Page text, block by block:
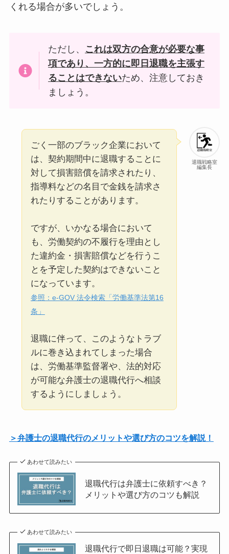
くれる場合が多いでしょう。
ただし、 これは双方の合意が必要な事
項であり、一方的に即日退職を主張す
ることはできないため、注意しておき
ましょう。
退職戦略室
編集長
ごく一部のブラック企業において
は、契約期間中に退職することに
対して損害賠償を請求されたり、
指導料などの名目で金銭を請求さ
れたりすることがあります。
ですが、いかなる場合において
も、労働契約の不履行を理由とし
た違約金・損害賠償などを行うこ
とを予定した契約はできないこと
になっています。
参照：e-GOV 法令検索「労働基準法第16
条」
退職に伴って、このようなトラブ
ルに巻き込まれてしまった場合
は、労働基準監督署や、法的対応
が可能な弁護士の退職代行へ相談
するようにしましょう。
＞弁護士の退職代行のメリットや選び方のコツを解説！
あわせて読みたい
退職代行は弁護士に依頼すべき？
メリットや選び方のコツも解説
あわせて読みたい
退職代行で即日退職は可能？実現